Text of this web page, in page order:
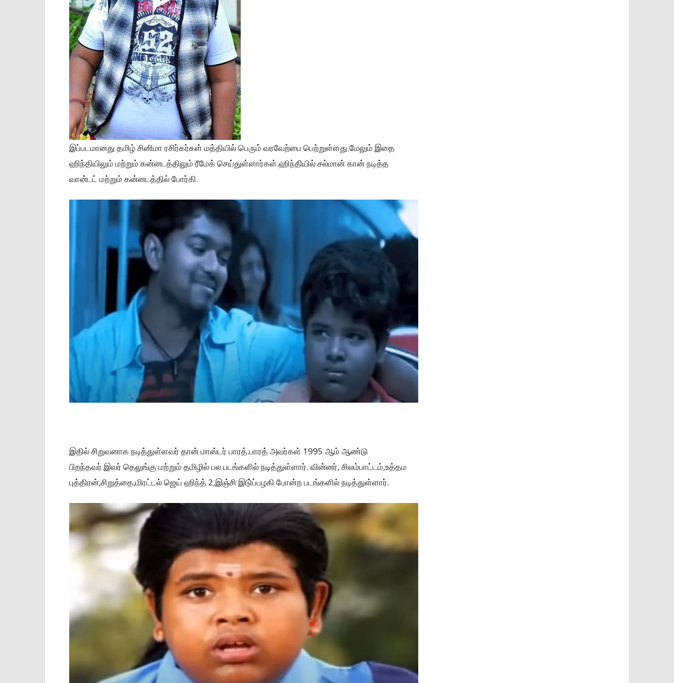
இப்படமானது தமிழ் சினிமா ரசிர்கர்கள் மத்தியில் பெரும் வரவேற்பை பெற்றுள்ளது.மேலும் இதை
ஹிந்தியிலும் மற்றும் கன்னடத்திலும் ரீமேக் செய்துள்ளார்கள்.ஹிந்தியில் சல்மான் கான் நடித்த
வான்டட் மற்றும் கன்னடத்தில் போர்கி.
இதில் சிறுவனாக நடித்துள்ளவர் தான் மாஸ்டர் பாரத்.பாரத் அவர்கள் 1995 ஆம் ஆண்டு
பிறந்தவர்.இவர் தெலுங்கு மற்றும் தமிழில் பல படங்களில் நடித்துள்ளார். வின்னர், சிலம்பாட்டம்,உத்தம
புத்திரன்,சிறுத்தை,மிரட்டல் ஜெய் ஹிந்த் 2,இஞ்சி இடு்ப்பழகி போன்ற படங்களில் நடித்துள்ளார்.